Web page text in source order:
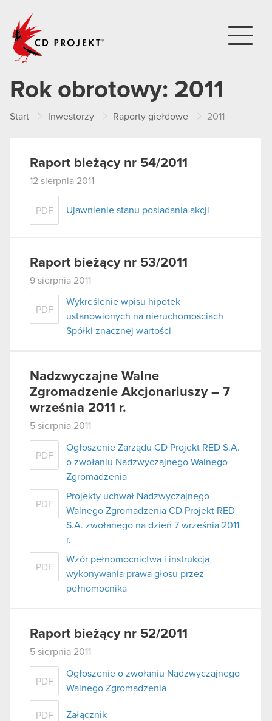
Rok obrotowy: 2011
Start Inwestorzy Raporty giełdowe 2011
Raport bieżący nr 54/2011
12 sierpnia 2011
PDF Ujawnienie stanu posiadania akcji
Raport bieżący nr 53/2011
9 sierpnia 2011
PDF
Wykreślenie wpisu hipotek
ustanowionych na nieruchomościach
Spółki znacznej wartości
Nadzwyczajne Walne
Zgromadzenie Akcjonariuszy – 7
września 2011 r.
5 sierpnia 2011
PDF
Ogłoszenie Zarządu CD Projekt RED S.A.
o zwołaniu Nadzwyczajnego Walnego
Zgromadzenia
PDF
Projekty uchwał Nadzwyczajnego
Walnego Zgromadzenia CD Projekt RED
S.A. zwołanego na dzień 7 września 2011
r.
PDF
Wzór pełnomocnictwa i instrukcja
wykonywania prawa głosu przez
pełnomocnika
Raport bieżący nr 52/2011
5 sierpnia 2011
PDF
Ogłoszenie o zwołaniu Nadzwyczajnego
Walnego Zgromadzenia
PDF Załącznik